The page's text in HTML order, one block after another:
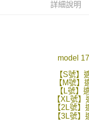
AFTEE先享後付是「在收到
３．安心：先確認商品／服
【「AFTEE先享後付」結帳
結帳頁面，進行簡訊認證並
２．訂單成立數日內，您將
３．收到繳費通知簡訊後14
ATM／網路銀行／等多元方
※ 請注意：結帳手續完成當
購買商品的店家。未經商家
每筆NT$80，滿
先付款後全家取貨
每筆NT$80，滿
每筆NT$80，滿
詳細說明
model
【S號】
【M號】
【L號】
【XL號
【2L號
【3L號